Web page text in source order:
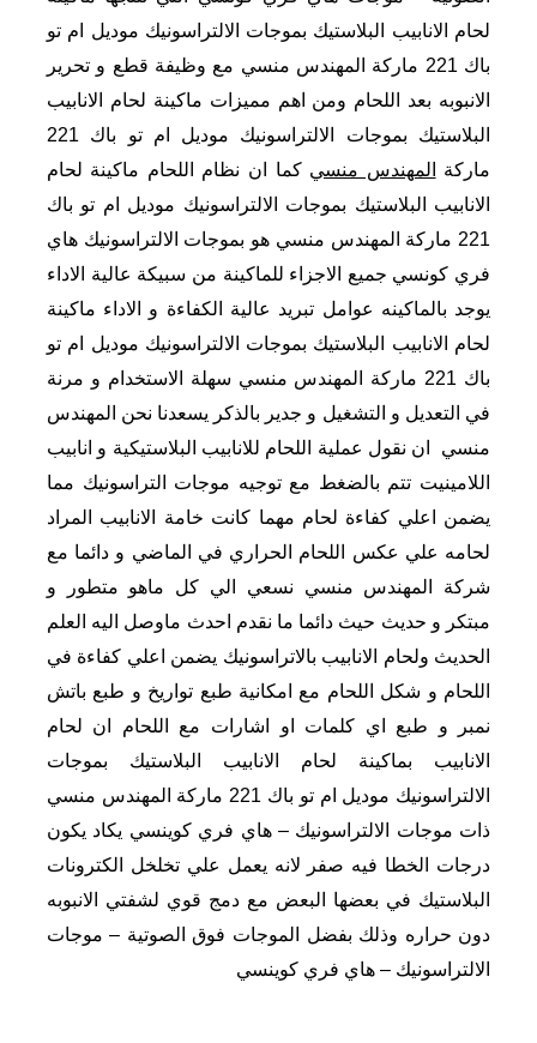
لحام الانابيب البلاستيك بموجات الالتراسونيك موديل ام تو
باك 221 ماركة المهندس منسي مع وظيفة قطع و تحرير
الانبوبه بعد اللحام ومن اهم مميزات ماكينة لحام الانابيب
البلاستيك بموجات الالتراسونيك موديل ام تو باك 221
ماركة المهندس منسي كما ان نظام اللحام ماكينة لحام
الانابيب البلاستيك بموجات الالتراسونيك موديل ام تو باك
221 ماركة المهندس منسي هو بموجات الالتراسونيك هاي
فري كونسي جميع الاجزاء للماكينة من سبيكة عالية الاداء
يوجد بالماكينه عوامل تبريد عالية الكفاءة و الاداء ماكينة
لحام الانابيب البلاستيك بموجات الالتراسونيك موديل ام تو
باك 221 ماركة المهندس منسي سهلة الاستخدام و مرنة
في التعديل و التشغيل و جدير بالذكر يسعدنا نحن المهندس
منسي ان نقولعملية اللحام للانابيب البلاستيكية و انابيب
اللامينيت تتم بالضغط مع توجيه موجات التراسونيك مما
يضمن اعلي كفاءة لحام مهما كانت خامة الانابيب المراد
لحامه علي عكس اللحام الحراري في الماضي و دائما مع
شركة المهندس منسي نسعي الي كل ماهو متطور و
مبتكر و حديث حيث دائما ما نقدم احدث ماوصل اليه العلم
الحديث ولحام الانابيب بالاتراسونيك يضمن اعلي كفاءة في
اللحام و شكل اللحام مع امكانية طبع تواريخ و طبع باتش
نمبر و طبع اي كلمات او اشارات مع اللحام ان لحام
الانابيب بماكينة لحام الانابيب البلاستيك بموجات
الالتراسونيك موديل ام تو باك 221 ماركة المهندس منسي
ذات موجات الالتراسونيك – هاي فري كوينسي يكاد يكون
درجات الخطا فيه صفر لانه يعمل علي تخلخل الكترونات
البلاستيك في بعضها البعض مع دمج قوي لشفتي الانبوبه
دون حراره وذلك بفضل الموجات فوق الصوتية – موجات
الالتراسونيك – هاي فري كوينسي